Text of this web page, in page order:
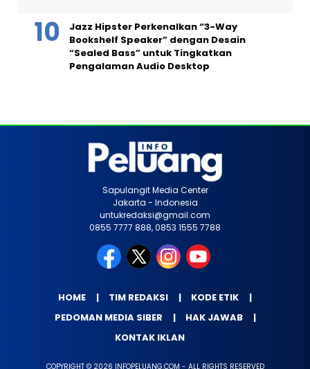
Jazz Hipster Perkenalkan “3-Way
Bookshelf Speaker” dengan Desain
“Sealed Bass” untuk Tingkatkan
Pengalaman Audio Desktop
Sapulangit Media Center
Jakarta - Indonesia
untukredaksi@gmail.com
0855 7777 888, 0853 1555 7788
HOME TIM REDAKSI
KODE ETIK
PEDOMAN MEDIA SIBER
HAK JAWAB
KONTAK IKLAN
COPYRIGHT © 2026 INFOPELUANG.COM - ALL RIGHTS RESERVED